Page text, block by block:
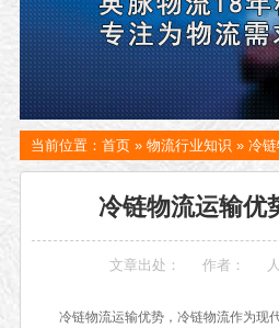
当前位置： 首页 » 物流行业知识 » 冷
冷链物流运输优
文章出处： 作者：
冷链物流运输优势，冷链物流作为现代